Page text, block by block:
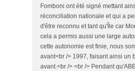
Fomboni ont été signé mettant
réconciliation nationale et qui a
d'être reconnu et tant qu'Île car
cela a permis aussi une large
cette autonomie est finie, nous
avant<br /> 1997, faisant ainsi un
avant.<br /> <br /> Pendant